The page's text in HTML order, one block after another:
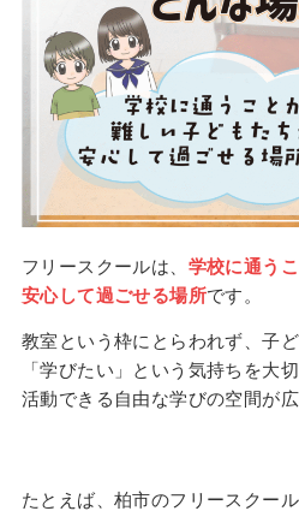
フリースクールは、 学校に通う
安心して過ごせる場所です。
教室という枠にとらわれず、子
「学びたい」という気持ちを大
活動できる自由な学びの空間が広
たとえば、柏市のフリースクー